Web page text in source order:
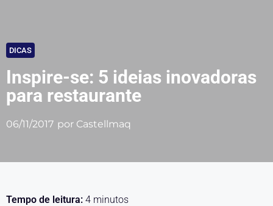
DICAS
Inspire-se: 5 ideias inovadoras
para restaurante
06/11/2017 por Castellmaq
Tempo de leitura: 4 minutos